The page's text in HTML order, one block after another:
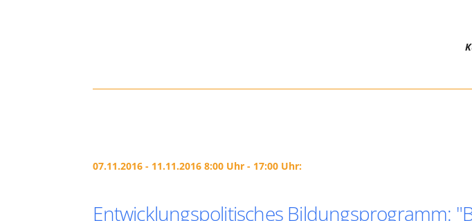
07.11.2016 - 11.11.2016 8:00 Uhr - 17:00 Uhr:
Entwicklungspolitisches Bildungsprogramm: